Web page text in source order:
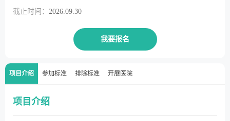
截止时间： 2026.09.30
我要报名
项目介绍 参加标准 排除标准 开展医院
项目介绍